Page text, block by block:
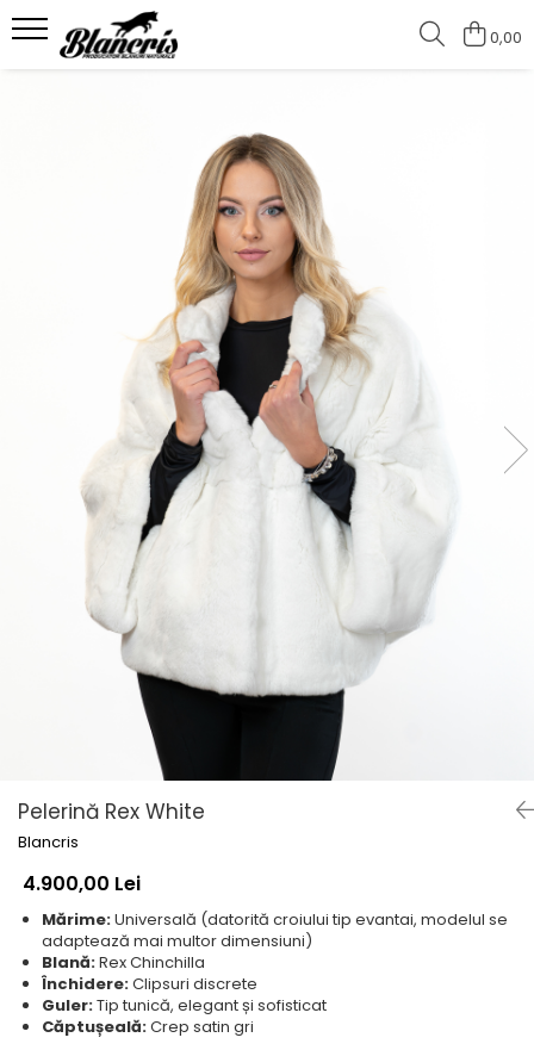
Shop - Blănuri
Jachete de vulpe argintie
Jachete de vulpe polara
Jachete de vizon MRR
Pelerine de vulpe polară
Pelerine de vizon
Haine damă de zibelină
Blănuri Mongolină
Haine de Lynx
Haine blană - diverse
0,00
Pelerină Rex White
Blancris
4.900,00 Lei
Mărime:Universală (datorită croiului tip evantai, modelul se
adaptează mai multor dimensiuni)
Blană:Rex Chinchilla
Închidere:Clipsuri discrete
Guler:Tip tunică, elegant și sofisticat
Căptușeală:Crep satin gri